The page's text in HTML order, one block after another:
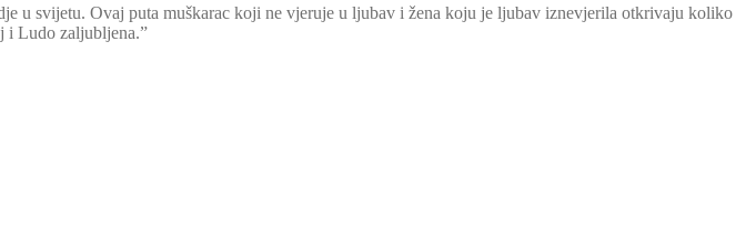
u svijetu. Ovaj puta muškarac koji ne vjeruje u ljubav i žena koju je ljubav iznevjerila otkrivaju koliko
i Ludo zaljubljena.”